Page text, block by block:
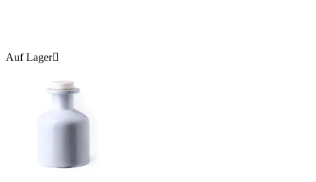
Auf Lager